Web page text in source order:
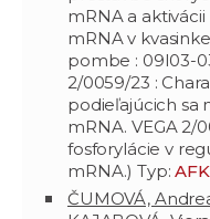
mRNA a
mRNA v
pombe : 09I03-
2/0059/23 :
podieľajúcich sa
mRNA. VEGA 2/
fosforylácie v
mRNA.) Typ:AFK
ČUMOVÁ,